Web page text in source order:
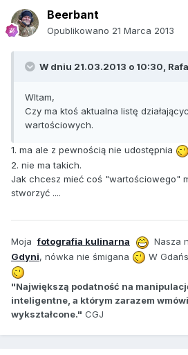
Beerbant
Opublikowano 21 Marca 2013
W dniu 21.03.2013 o 10:30,
WItam,
Czy ma ktoś aktualna listę
wartościowych.
1. ma ale z pewnością nie udostępnia
2. nie ma takich.
Jak chcesz mieć coś "wartościowego"
stworzyć ....
Mojafotografia kulinarna Nasza
Gdyni, nówka nie śmigana W
"Największą podatność na
inteligentne, a którym zarazem
wykształcone." CGJ